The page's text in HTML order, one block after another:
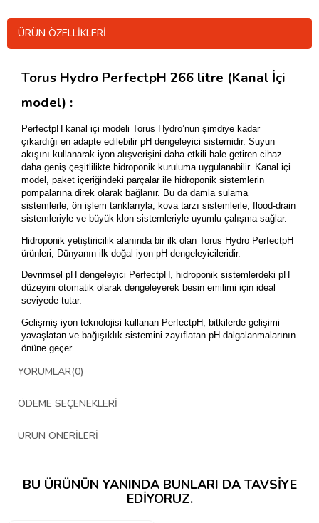
ÜRÜN ÖZELLIKLERI
Torus Hydro PerfectpH 266 litre (Kanal İçi
model) :
PerfectpH kanal içi modeli Torus Hydro’nun şimdiye kadar
çıkardığı en adapte edilebilir pH dengeleyici sistemidir. Suyun
akışını kullanarak iyon alışverişini daha etkili hale getiren cihaz
daha geniş çeşitlilikte hidroponik kuruluma uygulanabilir. Kanal içi
model, paket içeriğindeki parçalar ile hidroponik sistemlerin
pompalarına direk olarak bağlanır. Bu da damla sulama
sistemlerle, ön işlem tanklarıyla, kova tarzı sistemlerle, flood-drain
sistemleriyle ve büyük klon sistemleriyle uyumlu çalışma sağlar.
Hidroponik yetiştiricilik alanında bir ilk olan Torus Hydro PerfectpH
ürünleri, Dünyanın ilk doğal iyon pH dengeleyicileridir.
Devrimsel pH dengeleyici PerfectpH, hidroponik sistemlerdeki pH
düzeyini otomatik olarak dengeleyerek besin emilimi için ideal
seviyede tutar.
Gelişmiş iyon teknolojisi kullanan PerfectpH, bitkilerde gelişimi
yavaşlatan ve bağışıklık sistemini zayıflatan pH dalgalanmalarının
önüne geçer.
PerfectpH kullanarak, kimyasal ph düzenleyicilerin kullanımının,
hasadınızı arttırabilirsiniz.
Bitkiler besin emilimi gibi süreçler sırasında kökleri vasıtasıyla
hidroponik sistemlerde bu iyonlar zamanla birikerek pH
dalgalanmalarına ve pH seviyesinin istenen seviyenin dışına
çıkmasına sebep olur. PerfectpH bu iyonları ortamdan alarak pH
YORUMLAR(0)
ÖDEME SEÇENEKLERI
ÜRÜN ÖNERILERI
BU ÜRÜNÜN YANINDA BUNLARI DA TAVSIYE
EDIYORUZ.